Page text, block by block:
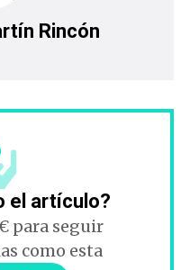
Rincón
el artículo?
para seguir
como esta